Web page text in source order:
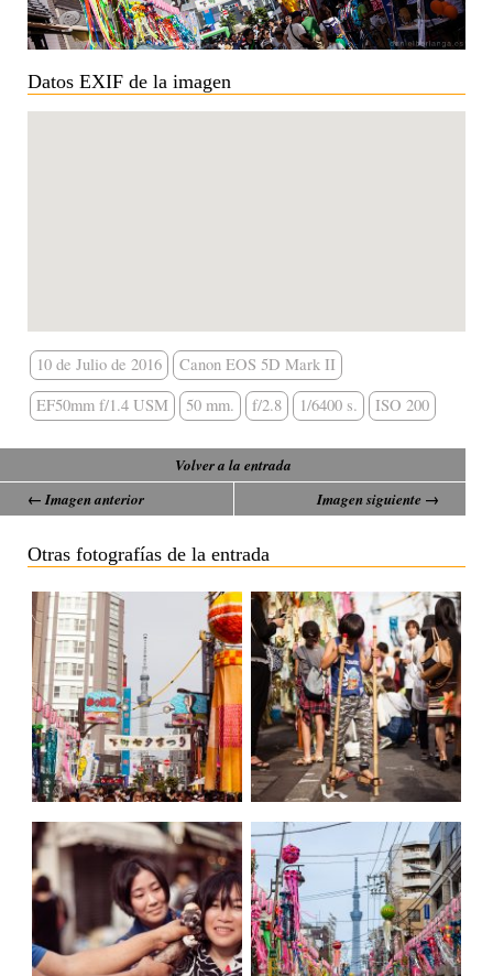
Datos EXIF de la imagen
10 de Julio de 2016
Canon EOS 5D Mark II
EF50mm f/1.4 USM
50 mm. f/2.8 1/6400 s. ISO 200
Volver a la entrada
← Imagen anterior
Imagen siguiente →
Otras fotografías de la entrada